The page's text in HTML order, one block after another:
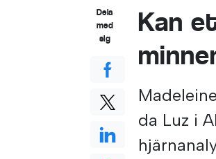
Kan
da Luz i
Dela
med
sig